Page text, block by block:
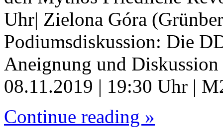
Uhr| Zielona Góra
Podiumsdiskussion: Die
Aneignung und Diskussion
08.11.2019 | 19:30 Uhr |
Continue reading »